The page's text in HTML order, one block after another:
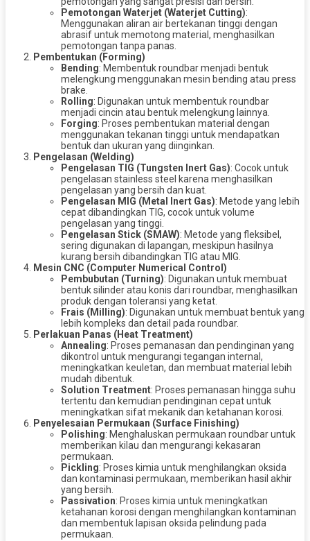
Pemotongan Waterjet (Waterjet Cutting):
Menggunakan aliran air bertekanan tinggi dengan
abrasif untuk memotong material, menghasilkan
pemotongan tanpa panas.
Pembentukan (Forming)
Bending: Membentuk roundbar menjadi bentuk
melengkung menggunakan mesin bending atau press
brake.
Rolling: Digunakan untuk membentuk roundbar
menjadi cincin atau bentuk melengkung lainnya.
Forging: Proses pembentukan material dengan
menggunakan tekanan tinggi untuk mendapatkan
bentuk dan ukuran yang diinginkan.
Pengelasan (Welding)
Pengelasan TIG (Tungsten Inert Gas): Cocok untuk
pengelasan stainless steel karena menghasilkan
pengelasan yang bersih dan kuat.
Pengelasan MIG (Metal Inert Gas): Metode yang lebih
cepat dibandingkan TIG, cocok untuk volume
pengelasan yang tinggi.
Pengelasan Stick (SMAW): Metode yang fleksibel,
sering digunakan di lapangan, meskipun hasilnya
kurang bersih dibandingkan TIG atau MIG.
Mesin CNC (Computer Numerical Control)
Pembubutan (Turning): Digunakan untuk membuat
bentuk silinder atau konis dari roundbar, menghasilkan
produk dengan toleransi yang ketat.
Frais (Milling): Digunakan untuk membuat bentuk yang
lebih kompleks dan detail pada roundbar.
Perlakuan Panas (Heat Treatment)
Annealing: Proses pemanasan dan pendinginan yang
dikontrol untuk mengurangi tegangan internal,
meningkatkan keuletan, dan membuat material lebih
mudah dibentuk.
Solution Treatment: Proses pemanasan hingga suhu
tertentu dan kemudian pendinginan cepat untuk
meningkatkan sifat mekanik dan ketahanan korosi.
Penyelesaian Permukaan (Surface Finishing)
Polishing: Menghaluskan permukaan roundbar untuk
memberikan kilau dan mengurangi kekasaran
permukaan.
Pickling: Proses kimia untuk menghilangkan oksida
dan kontaminasi permukaan, memberikan hasil akhir
yang bersih.
Passivation: Proses kimia untuk meningkatkan
ketahanan korosi dengan menghilangkan kontaminan
dan membentuk lapisan oksida pelindung pada
permukaan.